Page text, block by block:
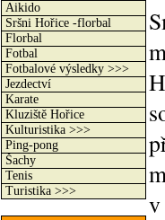
Aikido
Sršni Hořice -florbal
Florbal
Fotbal
Fotbalové výsledky >>>
Jezdectví
Karate
Kluziště Hořice
Kulturistika >>>
Ping-pong
Šachy
Tenis
Turistika >>>
v